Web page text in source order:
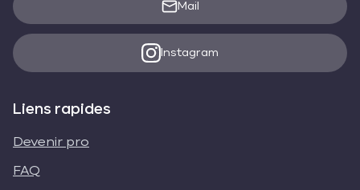
Mail
Instagram
Liens rapides
Devenir pro
FAQ